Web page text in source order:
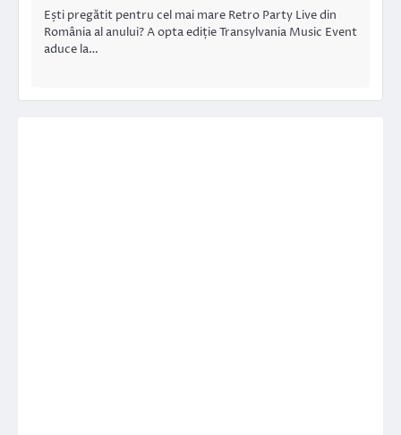
Ești pregătit pentru cel mai mare Retro Party Live din
România al anului? A opta ediție Transylvania Music Event
aduce la…